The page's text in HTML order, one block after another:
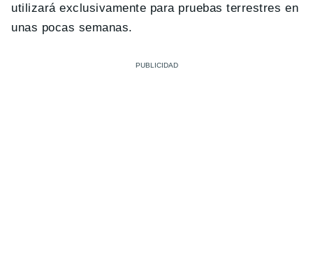
utilizará exclusivamente para pruebas terrestres en
unas pocas semanas.